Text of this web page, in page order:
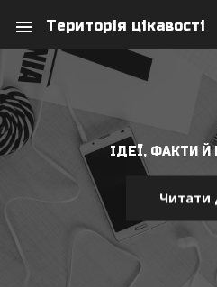
menu Територія цікавості
ІДЕЇ, ФАКТИ Й
Читати